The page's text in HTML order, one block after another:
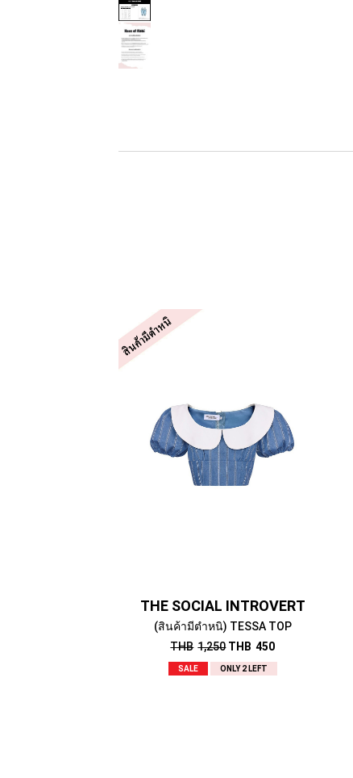
THE SOCIAL INTROVERT
(สินค้ามีตำหนิ) TESSA TOP
THB 1,250 THB 450
SALE ONLY 2 LEFT